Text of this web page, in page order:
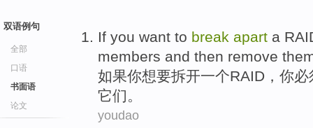
双语例句
全部
口语
书面语
论文
If you want to break apart a
members and then remove
如果你想要拆开一个RAID ，你必
它们。
youdao